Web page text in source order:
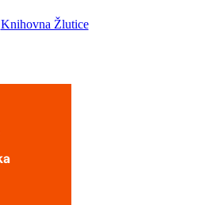
Knihovna Žlutice